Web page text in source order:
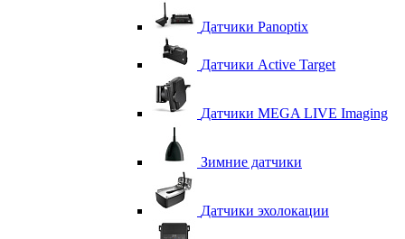
Датчики Panoptix
Датчики Active Target
Датчики MEGA LIVE Imaging
Зимние датчики
Датчики эхолокации